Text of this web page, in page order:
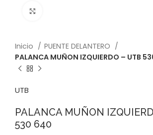
Inicio
PUENTE DELANTERO
PALANCA MUÑON IZQUIERDO – UTB
UTB
PALANCA MUÑON
530 640